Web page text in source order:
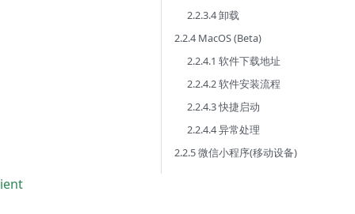
2.2.3.4 卸载
2.2.4 MacOS (Beta)
2.2.4.1 软件下载地址
2.2.4.2 软件安装流程
2.2.4.3 快捷启动
2.2.4.4 异常处理
2.2.5 微信小程序(移动设备)